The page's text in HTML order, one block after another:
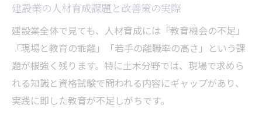
若手が定着しない背景と土木人材教育の課
題
土木分野の人材不足に対する企業の対応例
人材育成と働き方改革が土木業界にもたら
す効果
建設業人材育成課題から考える離職対策
建設業の人材育成課題と改善策の実際
建設業全体で見ても、人材育成には「教育機会の不足」
「現場と教育の乖離」「若手の離職率の高さ」という課
題が根強く残ります。特に土木分野では、現場で求めら
れる知識と資格試験で問われる内容にギャップがあり、
実践に即した教育が不足しがちです。